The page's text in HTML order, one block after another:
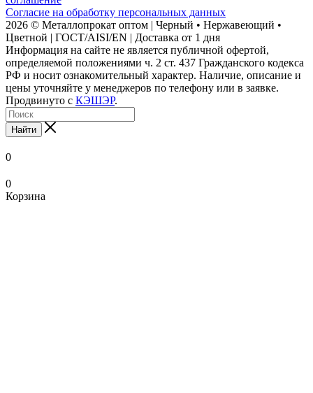
Согласие на обработку персональных данных
2026 © Металлопрокат оптом | Черный • Нержавеющий •
Цветной | ГОСТ/AISI/EN | Доставка от 1 дня
Информация на сайте не является публичной офертой,
определяемой положениями ч. 2 ст. 437 Гражданского кодекса
РФ и носит ознакомительный характер. Наличие, описание и
цены уточняйте у менеджеров по телефону или в заявке.
Продвинуто с КЭШЭР.
Найти
0
0
Корзина